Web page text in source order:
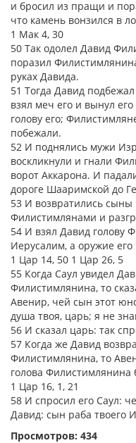
и бросил из пращи и
что камень вонзился в
1 Мак 4, 30
50 Так одолел Давид
поразил
руках Давида.
51 Тогда Давид
взял меч его и вынул
голову его;
побежали.
52 И поднялись мужи
воскликнули и гнали
ворот Аккарона. И
дороге Шааримской до
53 И возвратились
Филистимлянами и
54 И взял Давид голову
Иерусалим, а оружие
1 Цар 14, 50 1 Цар 26, 5
55 Когда Саул увидел
Филистимлянина, то
Авенир, чей сын этот
душа твоя, царь; я не
56 И сказал царь: так
57 Когда же Давид
Филистимлянина, то
голова Филистимлянина
1 Цар 16, 1, 21
58 И спросил его Саул:
Давид: сын раба твоего
Просмотров: 434